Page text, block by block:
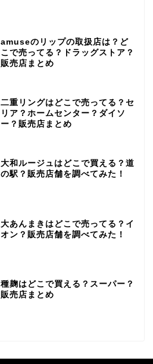
amuseのリップの取扱店は？ど
こで売ってる？ドラッグストア？
販売店まとめ
二重リングはどこで売ってる？セ
リア？ホームセンター？ダイソ
ー？販売店まとめ
大和ルージュはどこで買える？道
の駅？販売店舗を調べてみた！
大あんまきはどこで売ってる？イ
オン？販売店舗を調べてみた！
種麹はどこで買える？スーパー？
販売店まとめ